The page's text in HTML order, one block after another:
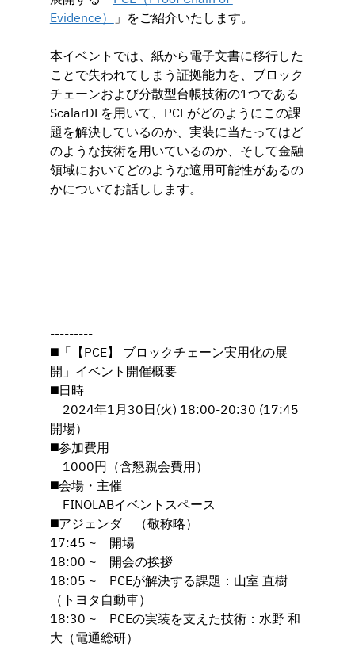
Evidence）
」をご紹介いたします。
本イベントでは、紙から電子文書に移行した
ことで失われてしまう証拠能力を、ブロック
チェーンおよび分散型台帳技術の1つである
ScalarDLを用いて、PCEがどのようにこの課
題を解決しているのか、実装に当たってはど
のような技術を用いているのか、そして金融
領域においてどのような適用可能性があるの
かについてお話しします。
---------
◼️「【PCE】 ブロックチェーン実用化の展
開」イベント開催概要
◼️日時
2024年1月30日(火) 18:00-20:30 (17:45
開場）
◼️参加費用
1000円（含懇親会費用）
◼️会場・主催
FINOLABイベントスペース
◼️アジェンダ　（敬称略）
17:45 ~　開場
18:00 ~　開会の挨拶
18:05 ~　PCEが解決する課題：山室 直樹
（トヨタ自動車）
18:30 ~　PCEの実装を支えた技術：水野 和
大（電通総研）